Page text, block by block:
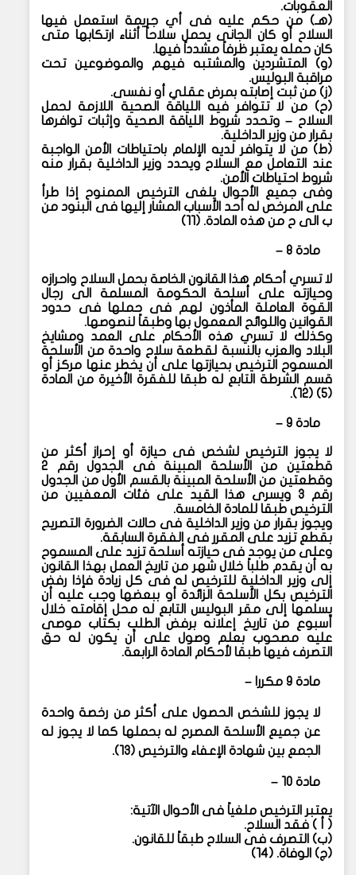
العقوبات.
(هـ) من حكم عليه فى أي جريمة استعمل فيها
السلاح أو كان الجانى يحمل سلاحاً أثناء ارتكابها متى
كان حمله يعتبر ظرفاً مشدداً فيها.
(و) المتشردين والمشتبه فيهم والموضوعين تحت
مراقبة البوليس.
(ز) من ثبت إصابته بمرض عقلي أو نفسى.
(ح) من لا تتوافر فيه اللياقة الصحية اللازمة لحمل
السلاح – وتحدد شروط اللياقة الصحية وإثبات توافرها
بقرار من وزير الداخلية.
(ط) من لا يتوافر لديه الإلمام باحتياطات الأمن الواجبة
عند التعامل مع السلاح ويحدد وزير الداخلية بقرار منه
شروط احتياطات الأمن.
وفى جميع الأحوال يلغى الترخيص الممنوح إذا طرأ
على المرخص له أحد الأسباب المشار إليها فى البنود من
ب الى ح من هذه المادة. (١١)
مادة ٨ –
لا تسري أحكام هذا القانون الخاصة بحمل السلاح واحرازه
وحيازته على أسلحة الحكومة المسلمة الى رجال
القوة العاملة المأذون لهم فى حملها فى حدود
القوانين واللوائح المعمول بها وطبقاً لنصوصها.
وكذلك لا تسري هذه الأحكام على العمد ومشايخ
البلاد والعزب بالنسبة لقطعة سلاح واحدة من الأسلحة
المسموح الترخيص بحيازتها على أن يخطر عنها مركز أو
قسم الشرطة التابع له طبقا للفقرة الأخيرة من المادة
(٥) (١٢).
مادة ٩ –
لا يجوز الترخيص لشخص فى حيازة أو إحراز أكثر من
قطعتين من الأسلحة المبينة فى الجدول رقم ٢
وقطعتين من الأسلحة المبينة بالقسم الأول من الجدول
رقم ٣ ويسرى هذا القيد على فئات المعفيين من
الترخيص طبقا للمادة الخامسة.
ويجوز بقرار من وزير الداخلية فى حالات الضرورة التصريح
بقطع تزيد على المقرر فى الفقرة السابقة.
وعلى من يوجد فى حيازته أسلحة تزيد على المسموح
به أن يقدم طلباً خلال شهر من تاريخ العمل بهذا القانون
إلى وزير الداخلية للترخيص له فى كل زيادة فإذا رفض
الترخيص بكل الأسلحة الزائدة أو ببعضها وجب عليه أن
يسلمها إلى مقر البوليس التابع له محل إقامته خلال
أسبوع من تاريخ إعلانه برفض الطلب بكتاب موصى
عليه مصحوب بعلم وصول على أن يكون له حق
التصرف فيها طبقا لأحكام المادة الرابعة.
مادة ٩ مكررا –
لا يجوز للشخص الحصول على أكثر من رخصة واحدة
عن جميع الأسلحة المصرح له بحملها كما لا يجوز له
الجمع بين شهادة الإعفاء والترخيص (١٣).
مادة ١٠ –
يعتبر الترخيص ملغياً فى الأحوال الآتية:
(
أ ) فقد السلاح.
(ب) التصرف فى السلاح طبقاً للقانون.
(ج) الوفاة. (١٤)